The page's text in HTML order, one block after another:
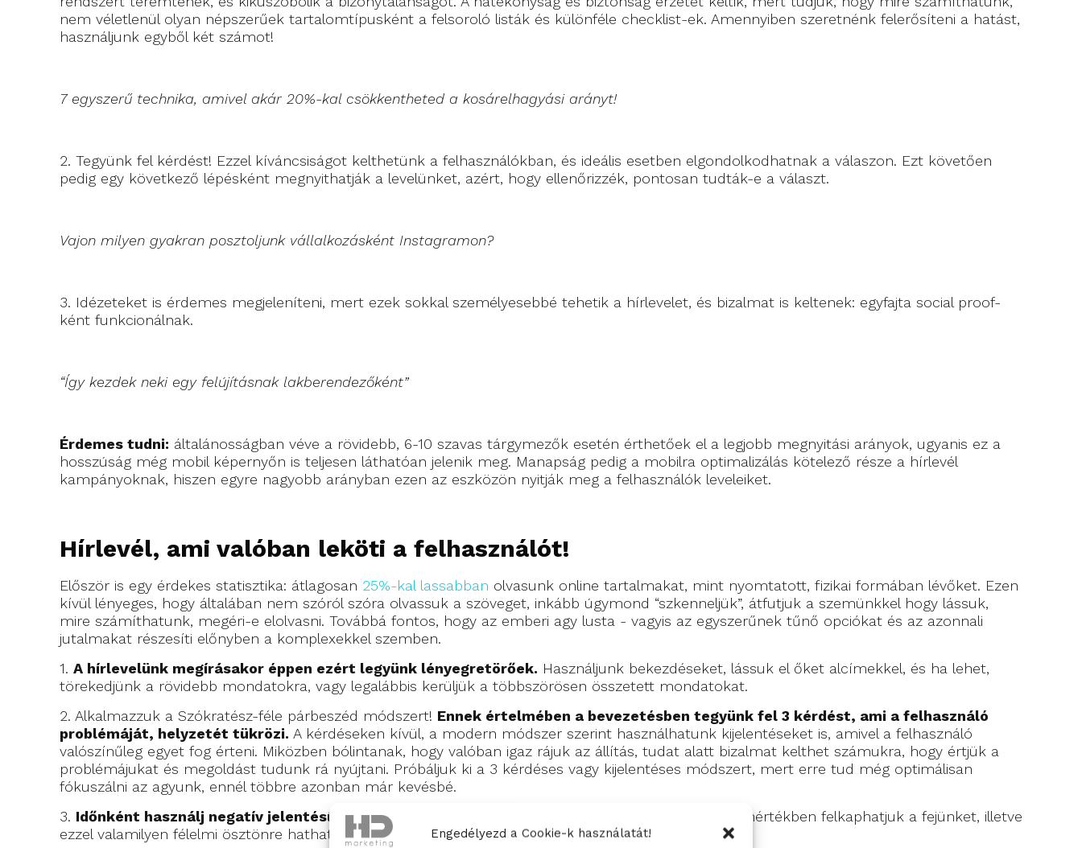
Engedélyezd a Cookie-k használatát!
nem véletlenül olyan népszerűek tartalomtípusként a felsoroló listák és különféle checklist-ek. Amennyiben szeretnénk felerősíteni a hatást,
használjunk egyből két számot!
7 egyszerű technika, amivel akár 20%-kal csökkentheted a kosárelhagyási arányt!
2. Tegyünk fel kérdést! Ezzel kíváncsiságot kelthetünk a felhasználókban, és ideális esetben elgondolkodhatnak a válaszon. Ezt követően
pedig egy következő lépésként megnyithatják a levelünket, azért, hogy ellenőrizzék, pontosan tudták-e a választ.
Vajon milyen gyakran posztoljunk vállalkozásként Instagramon?
3. Idézeteket is érdemes megjeleníteni, mert ezek sokkal személyesebbé tehetik a hírlevelet, és bizalmat is keltenek: egyfajta social proof-
ként funkcionálnak.
“Így kezdek neki egy felújításnak lakberendezőként”
Érdemes tudni: általánosságban véve a rövidebb, 6-10 szavas tárgymezők esetén érthetőek el a legjobb megnyitási arányok, ugyanis ez a
hosszúság még mobil képernyőn is teljesen láthatóan jelenik meg. Manapság pedig a mobilra optimalizálás kötelező része a hírlevél
kampányoknak, hiszen egyre nagyobb arányban ezen az eszközön nyitják meg a felhasználók leveleiket.
Hírlevél, ami valóban leköti a felhasználót!
Először is egy érdekes statisztika: átlagosan 25%-kal lassabban olvasunk online tartalmakat, mint nyomtatott, fizikai formában lévőket. Ezen
kívül lényeges, hogy általában nem szóról szóra olvassuk a szöveget, inkább úgymond “szkenneljük”, átfutjuk a szemünkkel hogy lássuk,
mire számíthatunk, megéri-e elolvasni. Továbbá fontos, hogy az emberi agy lusta - vagyis az egyszerűnek tűnő opciókat és az azonnali
jutalmakat részesíti előnyben a komplexekkel szemben.
1. A hírlevelünk megírásakor éppen ezért legyünk lényegretörőek. Használjunk bekezdéseket, lássuk el őket alcímekkel, és ha lehet,
törekedjünk a rövidebb mondatokra, vagy legalábbis kerüljük a többszörösen összetett mondatokat.
2. Alkalmazzuk a Szókratész-féle párbeszéd módszert! Ennek értelmében a bevezetésben tegyünk fel 3 kérdést, ami a felhasználó
problémáját, helyzetét tükrözi. A kérdéseken kívül, a modern módszer szerint használhatunk kijelentéseket is, amivel a felhasználó
valószínűleg egyet fog érteni. Miközben bólintanak, hogy valóban igaz rájuk az állítás, tudat alatt bizalmat kelthet számukra, hogy értjük a
problémájukat és megoldást tudunk rá nyújtani. Próbáljuk ki a 3 kérdéses vagy kijelentéses módszert, mert erre tud még optimálisan
fókuszálni az agyunk, ennél többre azonban már kevésbé.
3. Időnként használj negatív jelentésű szavakat egy téma bevezetésénél
, ezekre ugyanis nagy mértékben felkaphatjuk a fejünket, illetve
ezzel valamilyen félelmi ösztönre hathatunk.